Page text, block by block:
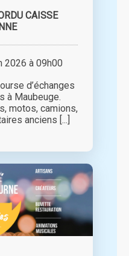
CAISSE
à 09h00
d’échanges
à Maubeuge.
motos, camions,
anciens [...]